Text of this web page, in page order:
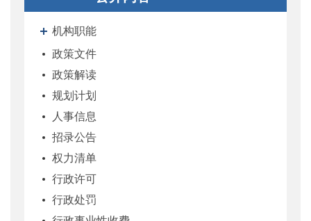
机构职能
政策文件
政策解读
规划计划
人事信息
招录公告
权力清单
行政许可
行政处罚